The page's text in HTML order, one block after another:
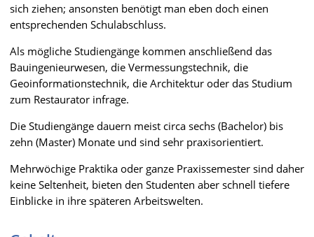
sich ziehen; ansonsten benötigt man eben doch einen
entsprechenden Schulabschluss.
Als mögliche Studiengänge kommen anschließend das
Bauingenieurwesen, die Vermessungstechnik, die
Geoinformationstechnik, die Architektur oder das Studium
zum Restaurator infrage.
Die Studiengänge dauern meist circa sechs (Bachelor) bis
zehn (Master) Monate und sind sehr praxisorientiert.
Mehrwöchige Praktika oder ganze Praxissemester sind daher
keine Seltenheit, bieten den Studenten aber schnell tiefere
Einblicke in ihre späteren Arbeitswelten.